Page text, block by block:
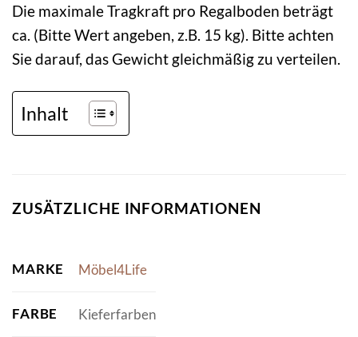
Die maximale Tragkraft pro Regalboden beträgt
ca. (Bitte Wert angeben, z.B. 15 kg). Bitte achten
Sie darauf, das Gewicht gleichmäßig zu verteilen.
Inhalt
ZUSÄTZLICHE INFORMATIONEN
MARKE Möbel4Life
FARBE Kieferfarben